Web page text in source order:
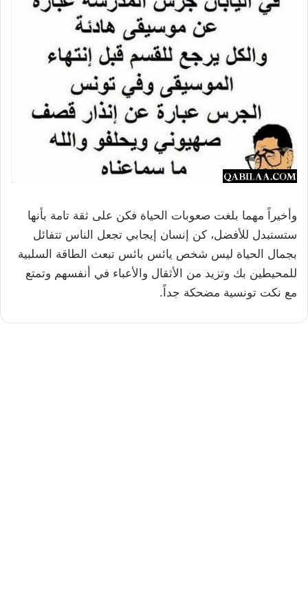
وأخيراً مهما بلغت صعوبات الحياة فكن على ثقة تامة بأنها
ستستبدل للأفضل، كن إنسان إيجابي تجعل الناس تتفائل
بجمال الحياة ليس شخص يائس بائس تبعث الطاقة السلبية
للمحيطين بك وتزيد من الأثقال والأعباء في أنفسهم وتمتع
مع نكت تونسية مضحكة جداً.